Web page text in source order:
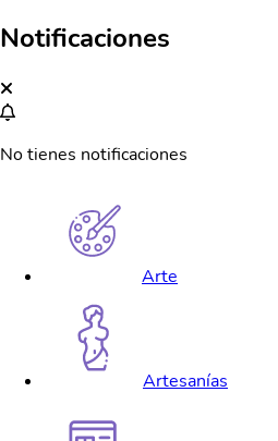
Notificaciones
No tienes notificaciones
Arte
Artesanías